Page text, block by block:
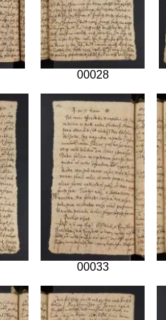
00028
00033